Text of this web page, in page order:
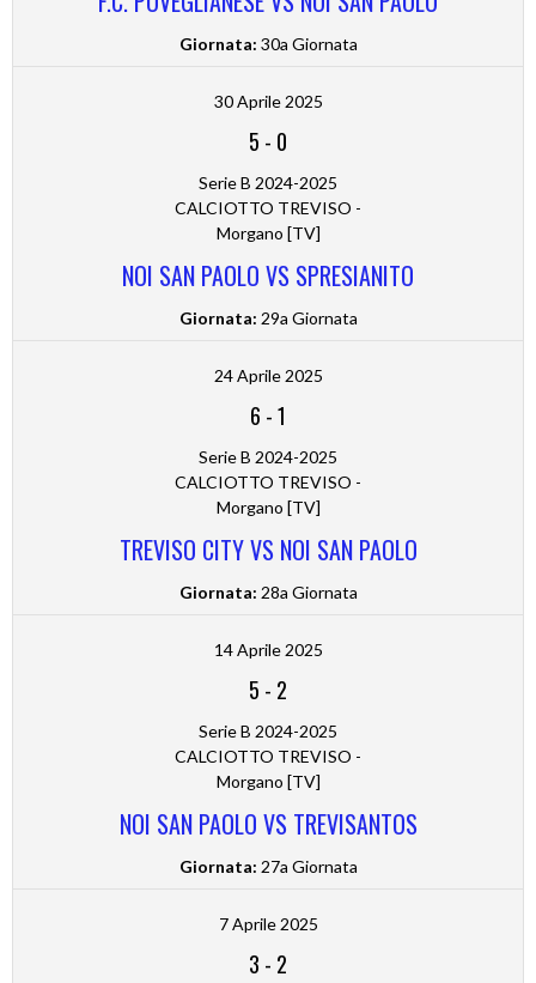
Giornata: 30a Giornata
30 Aprile 2025
5 - 0
Serie B 2024-2025
CALCIOTTO TREVISO -
Morgano [TV]
NOI SAN PAOLO VS SPRESIANITO
Giornata: 29a Giornata
24 Aprile 2025
6 -1
Serie B 2024-2025
CALCIOTTO TREVISO -
Morgano [TV]
TREVISO CITY VS NOI SAN PAOLO
Giornata: 28a Giornata
14 Aprile 2025
5 - 2
Serie B 2024-2025
CALCIOTTO TREVISO -
Morgano [TV]
NOI SAN PAOLO VS TREVISANTOS
Giornata: 27a Giornata
7 Aprile 2025
3 - 2